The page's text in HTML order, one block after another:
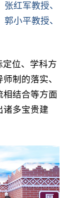
红军教授、
小平教授、
位、学科方
制的落实、
相结合等方面
诸多宝贵建